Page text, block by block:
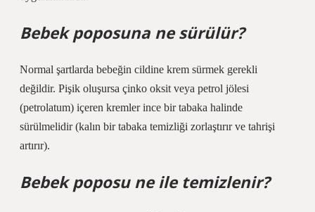
Bebek poposuna ne sürülür?
Normal şartlarda bebeğin cildine krem ​​sürmek gerekli
değildir. Pişik oluşursa çinko oksit veya petrol jölesi
(petrolatum) içeren kremler ince bir tabaka halinde
sürülmelidir (kalın bir tabaka temizliği zorlaştırır ve tahrişi
artırır).
Bebek poposu ne ile temizlenir?